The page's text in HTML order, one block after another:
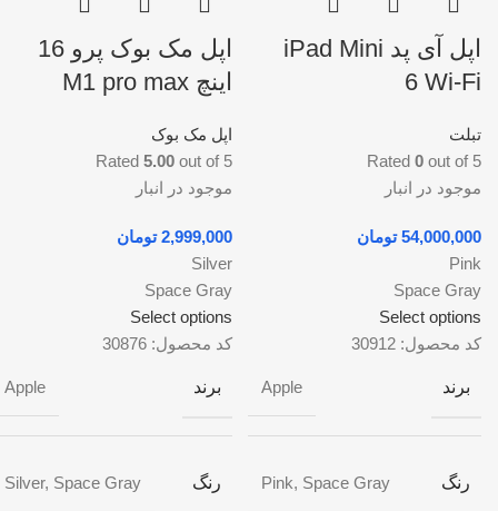
اپل آی پد iPad Mini
6 Wi-Fi
تبلت
Rated 0 out of 5
موجود در انبار
تومان
Pink
Space Gray
Select options
کد محصول: 30912
برند Apple
رنگ Pink, Space Gray
اپل مک بوک پرو 16
اینچ M1 pro max
اپل مک بوک
Rated 5.00 out of 5
موجود در انبار
تومان
Silver
Space Gray
Select options
کد محصول: 30876
برند Apple
رنگ Silver, Space Gray